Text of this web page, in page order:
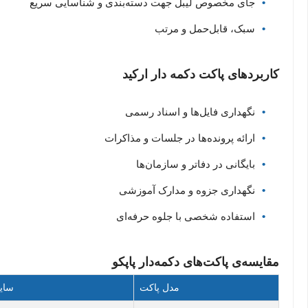
سبک، قابل‌حمل و مرتب
کاربردهای پاکت دکمه دار ارکید
نگهداری فایل‌ها و اسناد رسمی
ارائه پرونده‌ها در جلسات و مذاکرات
بایگانی در دفاتر و سازمان‌ها
نگهداری جزوه و مدارک آموزشی
استفاده شخصی با جلوه حرفه‌ای
مقایسه‌ی پاکت‌های دکمه‌دار پاپکو
مدل پاکت